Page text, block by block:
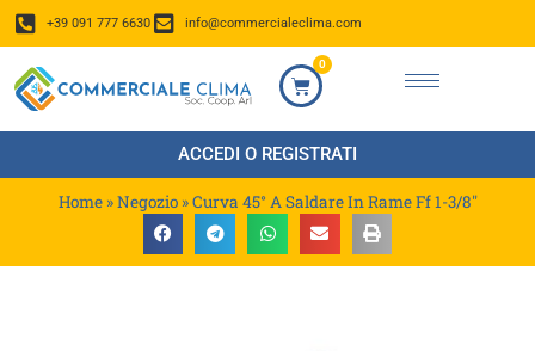
+39 091 777 6630 info@commercialeclima.com
0
ACCEDI O REGISTRATI
Home»Negozio»Curva 45° A Saldare In Rame Ff 1-3/8″